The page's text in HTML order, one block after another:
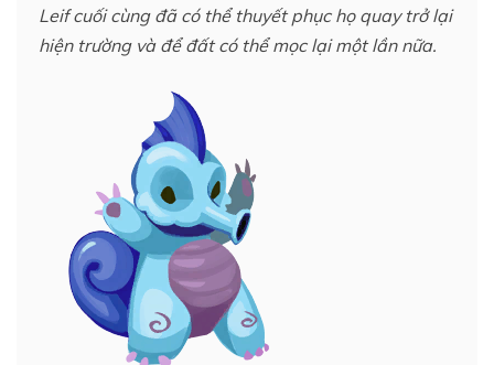
Leif cuối cùng đã có thể thuyết phục họ quay trở lại
hiện trường và để đất có thể mọc lại một lần nữa.